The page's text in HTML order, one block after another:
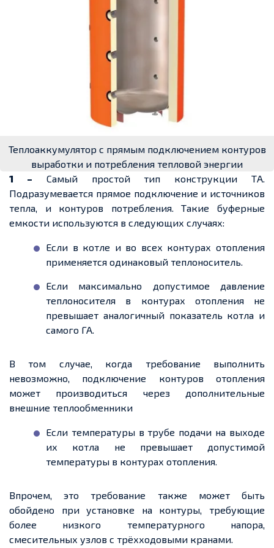
Теплоаккумулятор с прямым подключением контуров
выработки и потребления тепловой энергии
1 – Самый простой тип конструкции ТА.
Подразумевается прямое подключение и источников
тепла, и контуров потребления. Такие буферные
емкости используются в следующих случаях:
Если в котле и во всех контурах отопления
применяется одинаковый теплоноситель.
Если максимально допустимое давление
теплоносителя в контурах отопления не
превышает аналогичный показатель котла и
самого ГА.
В том случае, когда требование выполнить
невозможно, подключение контуров отопления
может производиться через дополнительные
внешние теплообменники
Если температуры в трубе подачи на выходе
их котла не превышает допустимой
температуры в контурах отопления.
Впрочем, это требование также может быть
обойдено при установке на контуры, требующие
более низкого температурного напора,
смесительных узлов с трёхходовыми кранами.